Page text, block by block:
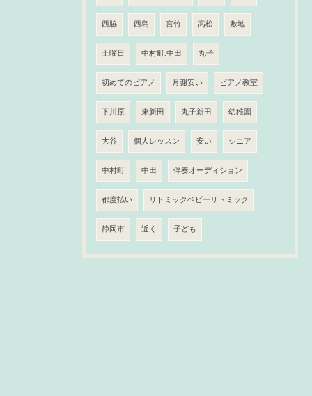
西脇 西島 宮竹 高松 敷地
土曜日 中村町.中田 丸子
初めてのピアノ 月謝安い ピアノ教室
下川原 東新田 丸子新田 幼稚園
大谷 個人レッスン 安い シニア
中村町 中田 伴奏オーディション
都度払い リトミックベビーリトミック
静岡市 近く 子ども